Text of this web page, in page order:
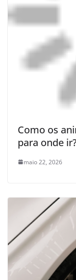
Como os
para onde
maio 22, 2026